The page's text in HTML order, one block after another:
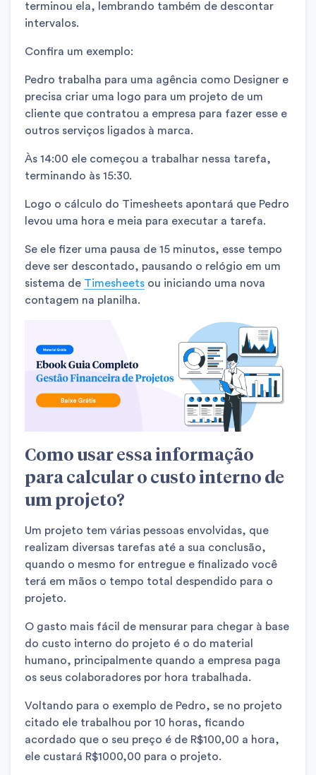
terminou ela, lembrando também de descontar
intervalos.
Confira um exemplo:
Pedro trabalha para uma agência como Designer e
precisa criar uma logo para um projeto de um
cliente que contratou a empresa para fazer esse e
outros serviços ligados à marca.
Às 14:00 ele começou a trabalhar nessa tarefa,
terminando às 15:30.
Logo o cálculo do Timesheets apontará que Pedro
levou uma hora e meia para executar a tarefa.
Se ele fizer uma pausa de 15 minutos, esse tempo
deve ser descontado, pausando o relógio em um
sistema de Timesheets ou iniciando uma nova
contagem na planilha.
Como usar essa informação
para calcular o custo interno de
um projeto?
Um projeto tem várias pessoas envolvidas, que
realizam diversas tarefas até a sua conclusão,
quando o mesmo for entregue e finalizado você
terá em mãos o tempo total despendido para o
projeto.
O gasto mais fácil de mensurar para chegar à base
do custo interno do projeto é o do material
humano, principalmente quando a empresa paga
os seus colaboradores por hora trabalhada.
Voltando para o exemplo de Pedro, se no projeto
citado ele trabalhou por 10 horas, ficando
acordado que o seu preço é de R$100,00 a hora,
ele custará R$1000,00 para o projeto.